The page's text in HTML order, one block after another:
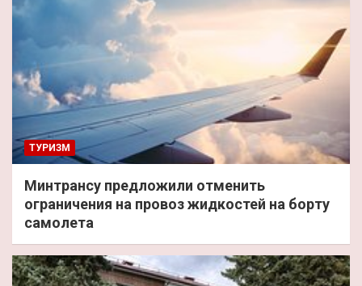
ТУРИЗМ
Минтрансу предложили отменить
ограничения на провоз жидкостей на борту
самолета